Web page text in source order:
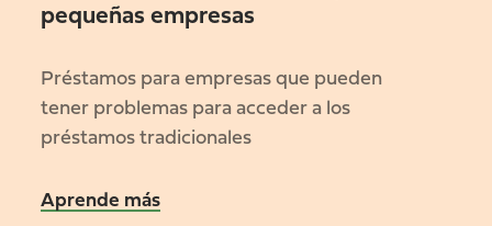
pequeñas empresas
Préstamos para empresas que pueden
tener problemas para acceder a los
préstamos tradicionales
Aprende más